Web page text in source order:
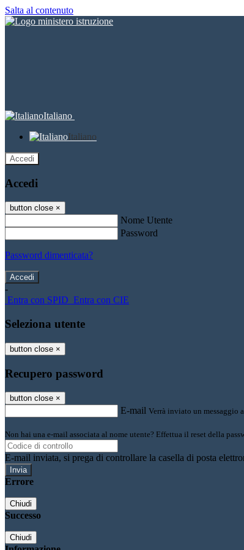
Salta al contenuto
Italiano
Italiano
Accedi
Accedi
button close ×
Nome Utente
Password
Password dimenticata?
-
Entra con SPID Entra con CIE
Seleziona utente
button close ×
Recupero password
button close ×
E-mail Verrà inviato un messaggio
Non hai una e-mail associata al nome utente? Effettua il reset della
E-mail inviata, si prega di controllare la casella di posta
Errore
Chiudi
Successo
Chiudi